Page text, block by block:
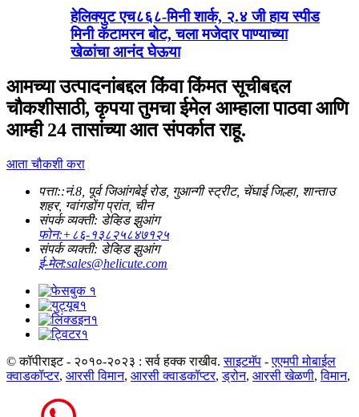
हेलिक्युट एच८६८-मिनी शार्क, २.४ जी हाय स्पीड
मिनी कॅटामरन बोट, चला मजेदार पाण्याच्या
खेळांचा आनंद घेऊया
आमच्या उत्पादनांबद्दल किंवा किंमत सूचीबद्दल
चौकशीसाठी, कृपया तुमचा ईमेल आम्हाला पाठवा आणि
आम्ही 24 तासांच्या आत संपर्कात राहू.
आता चौकशी करा
पत्ता::नं.8, पूर्व जिआंगबेई रोड, गुआन्गी स्ट्रीट, चेंघाई जिल्हा, शान्ताउ
शहर, ग्वांगडोंग प्रांत, चीन
संपर्क व्यक्ती: डेव्हिड झुआंग
फोन:+८६-१३८२५८४७१२५
संपर्क व्यक्ती: डेव्हिड झुआंग
ई-मेल:sales@helicute.com
© कॉपीराइट - २०१०-२०२३ : सर्व हक्क राखीव. साइटमॅप -एएमपी मोबाईल
क्वाडकॉप्टर, आरसी विमान, आरसी क्वाडकॉप्टर,ड्रोन, आरसी खेळणी,विमान,